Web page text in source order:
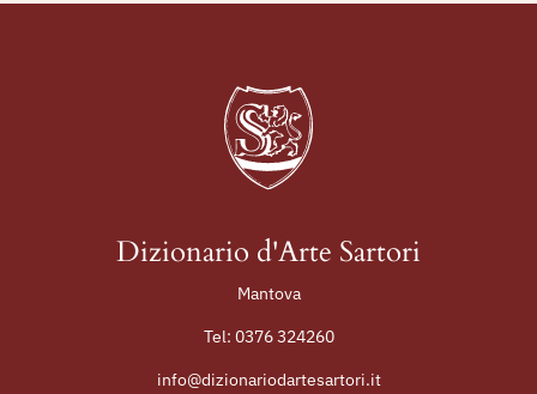
Dizionario d'Arte Sartori
Mantova
Tel: 0376 324260
info@dizionariodartesartori.it